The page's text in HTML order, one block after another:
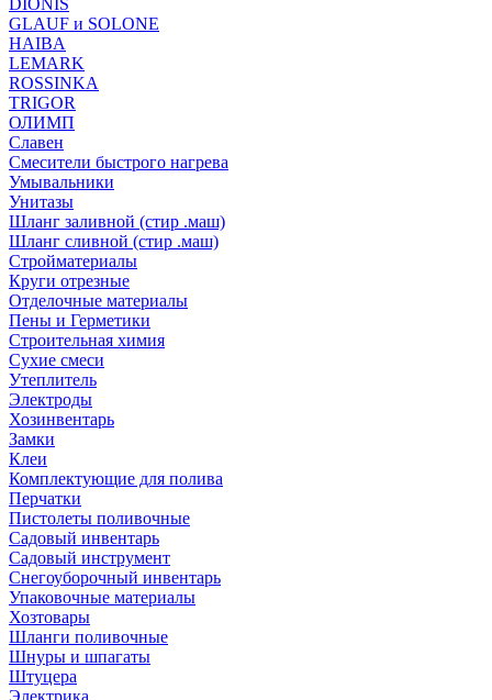
DIONIS
GLAUF и SOLONE
HAIBA
LEMARK
ROSSINKA
TRIGOR
ОЛИМП
Славен
Смесители быстрого нагрева
Умывальники
Унитазы
Шланг заливной (стир .маш)
Шланг сливной (стир .маш)
Стройматериалы
Круги отрезные
Отделочные материалы
Пены и Герметики
Строительная химия
Сухие смеси
Утеплитель
Электроды
Хозинвентарь
Замки
Клеи
Комплектующие для полива
Перчатки
Пистолеты поливочные
Садовый инвентарь
Садовый инструмент
Снегоуборочный инвентарь
Упаковочные материалы
Хозтовары
Шланги поливочные
Шнуры и шпагаты
Штуцера
Электрика